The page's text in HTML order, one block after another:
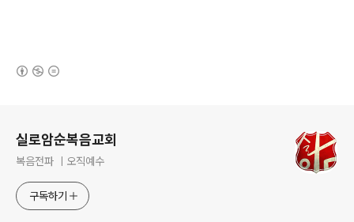
실로암순복음교회
복음전파 ㅣ오직예수
구독하기